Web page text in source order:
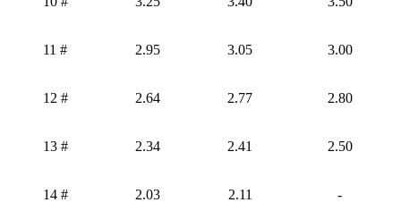
11 # 2.95 3.05 3.00
12 # 2.64 2.77 2.80
13 # 2.34 2.41 2.50
14 # 2.03 2.11 -